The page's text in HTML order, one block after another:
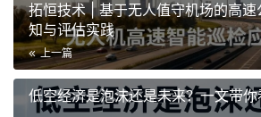
拓恒技术 | 基于无人值守机场的高
知与评估实践
上一篇
低空经济是泡沫还是未来？一文带